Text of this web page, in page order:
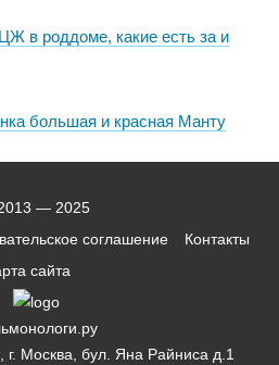
в роддоме, какие есть за и
большая и красная Манту
— 2025
соглашение
Контакты
сайта
г. Москва, бул. Яна Райниса д.1